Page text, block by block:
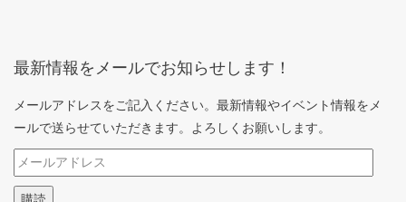
最新情報をメールでお知らせします！
メールアドレスをご記入ください。最新情報やイベント情報をメ
ールで送らせていただきます。よろしくお願いします。
メ
ー